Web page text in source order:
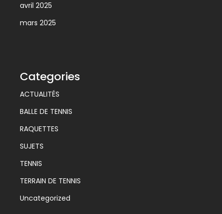
avril 2025
mars 2025
Categories
ACTUALITÉS
BALLE DE TENNIS
RAQUETTES
SUJETS
TENNIS
TERRAIN DE TENNIS
Uncategorized